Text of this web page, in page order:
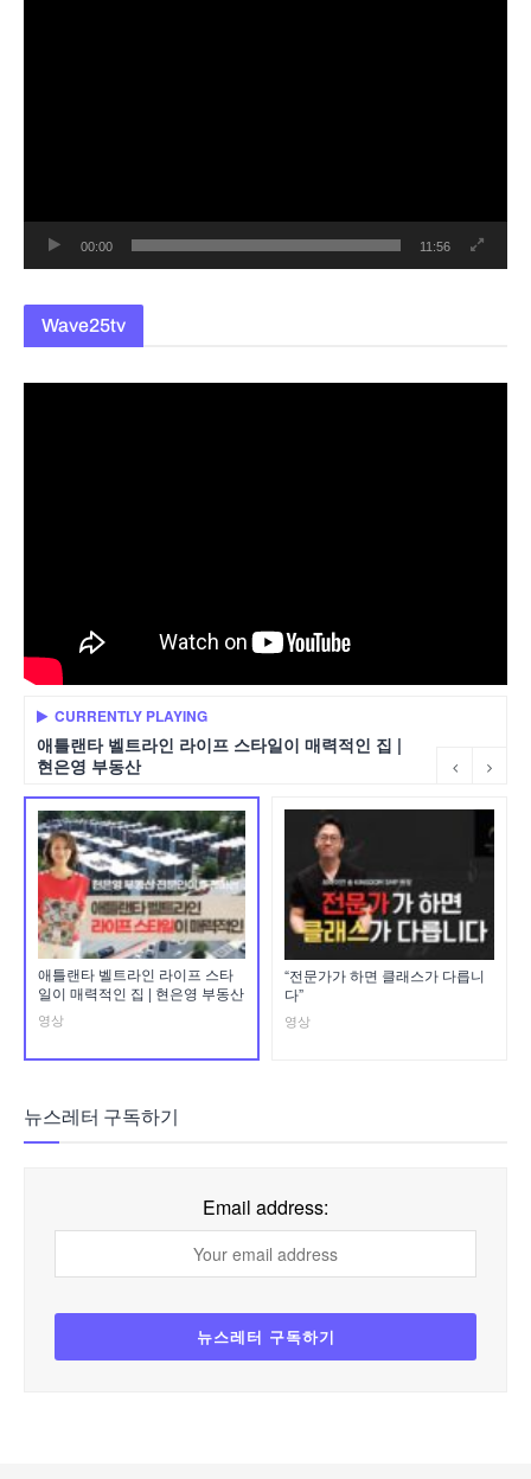
00:00 11:56
Wave25tv
CURRENTLY PLAYING
애틀랜타 벨트라인 라이프 스타일이 매력적인 집 |
현은영 부동산
애틀랜타 벨트라인 라이프 스타
일이 매력적인 집 | 현은영 부동산
영상
“전문가가 하면 클래스가 다릅니
다”
영상
뉴스레터 구독하기
Email address: